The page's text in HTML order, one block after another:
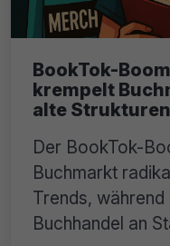
BookTok-
krempelt
alte
Der BookTok-
Buchmarkt
Trends,
Buchhandel an